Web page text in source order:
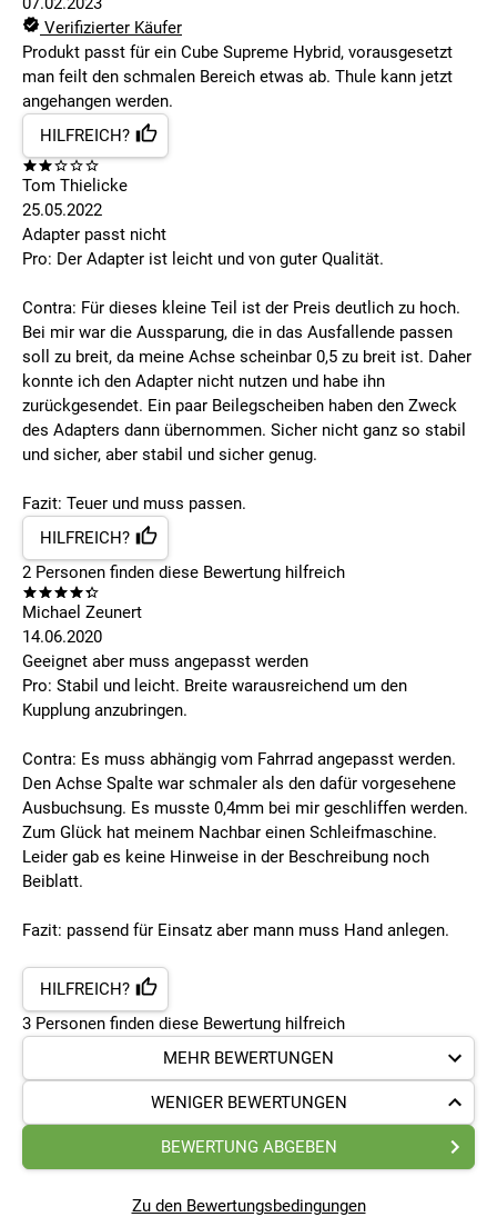
Verifizierter Käufer
Produkt passt für ein Cube Supreme Hybrid, vorausgesetzt
man feilt den schmalen Bereich etwas ab. Thule kann jetzt
angehangen werden.
HILFREICH?
Tom Thielicke
25.05.2022
Adapter passt nicht
Pro: Der Adapter ist leicht und von guter Qualität.
Contra: Für dieses kleine Teil ist der Preis deutlich zu hoch.
Bei mir war die Aussparung, die in das Ausfallende passen
soll zu breit, da meine Achse scheinbar 0,5 zu breit ist. Daher
konnte ich den Adapter nicht nutzen und habe ihn
zurückgesendet. Ein paar Beilegscheiben haben den Zweck
des Adapters dann übernommen. Sicher nicht ganz so stabil
und sicher, aber stabil und sicher genug.
Fazit: Teuer und muss passen.
HILFREICH?
2 Personen finden diese Bewertung hilfreich
Michael Zeunert
14.06.2020
Geeignet aber muss angepasst werden
Pro: Stabil und leicht. Breite warausreichend um den
Kupplung anzubringen.
Contra: Es muss abhängig vom Fahrrad angepasst werden.
Den Achse Spalte war schmaler als den dafür vorgesehene
Ausbuchsung. Es musste 0,4mm bei mir geschliffen werden.
Zum Glück hat meinem Nachbar einen Schleifmaschine.
Leider gab es keine Hinweise in der Beschreibung noch
Beiblatt.
Fazit: passend für Einsatz aber mann muss Hand anlegen.
HILFREICH?
3 Personen finden diese Bewertung hilfreich
MEHR BEWERTUNGEN
WENIGER BEWERTUNGEN
BEWERTUNG ABGEBEN
Zu den Bewertungsbedingungen